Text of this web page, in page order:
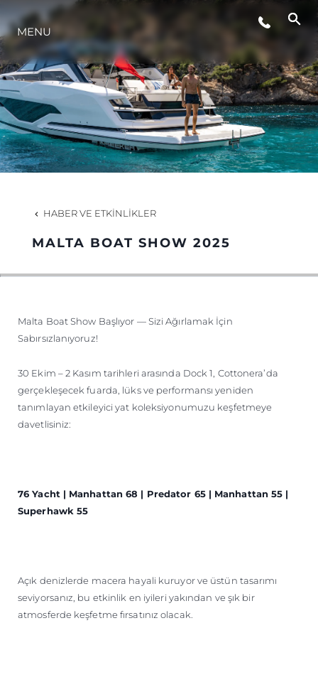
YAŞAM ŞEKLİ
YENILIK
ŞİRKET
MİRAS
ÖĞRENIN
MENU
HABER VE ETKINLIKLER
MALTA BOAT SHOW 2025
Malta Boat Show Başlıyor — Sizi Ağırlamak İçin
Sabırsızlanıyoruz!
30 Ekim – 2 Kasım tarihleri arasında Dock 1, Cottonera’da
gerçekleşecek fuarda, lüks ve performansı yeniden
tanımlayan etkileyici yat koleksiyonumuzu keşfetmeye
davetlisiniz:
76 Yacht | Manhattan 68 | Predator 65 | Manhattan 55 |
Superhawk 55
Açık denizlerde macera hayali kuruyor ve üstün tasarımı
seviyorsanız, bu etkinlik en iyileri yakından ve şık bir
atmosferde keşfetme fırsatınız olacak.